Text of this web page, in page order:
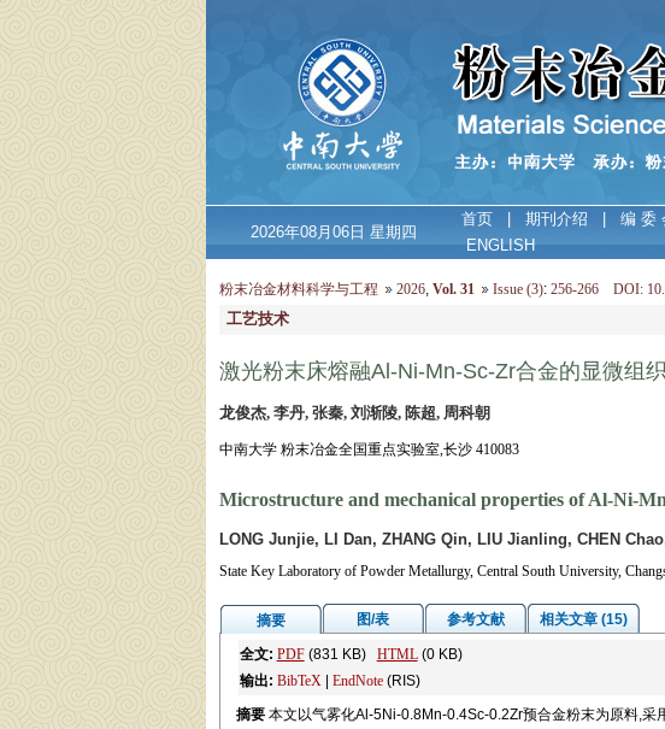
2026年08月06日 星期四
首页 期刊介绍 编 委
ENGLISH
粉末冶金材料科学与工程 2026, Vol. 31 Issue (3):256-266 DOI:
工艺技术
激光粉末床熔融Al-Ni-Mn-Sc-Zr合金的显微组
龙俊杰, 李丹, 张秦, 刘渐陵, 陈超, 周科朝
中南大学 粉末冶金全国重点实验室,长沙 410083
Microstructure and mechanical properties of Al-Ni-
LONG Junjie, LI Dan, ZHANG Qin, LIU Jianling, CHEN
State Key Laboratory of Powder Metallurgy, Central South University,
摘要 图/表 参考文献 相关文章 (15)
全文: PDF(831 KB) HTML(0 KB)
输出: BibTeX| EndNote(RIS)
摘要 本文以气雾化Al-5Ni-0.8Mn-0.4Sc-0.2Zr预合金粉末为原料,